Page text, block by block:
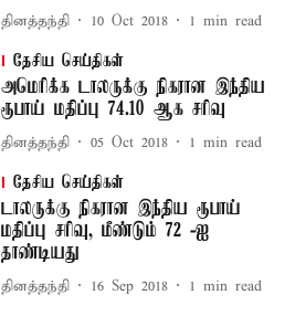
தினத்தந்தி 10 Oct 2018 1 min read
தேசிய செய்திகள்
அமெரிக்க டாலருக்கு நிகரான இந்திய
ரூபாய் மதிப்பு 74.10 ஆக சரிவு
தினத்தந்தி 05 Oct 2018 1 min read
தேசிய செய்திகள்
டாலருக்கு நிகரான இந்திய ரூபாய்
மதிப்பு சரிவு, மீண்டும் 72 -ஐ
தாண்டியது
தினத்தந்தி 16 Sep 2018 1 min read